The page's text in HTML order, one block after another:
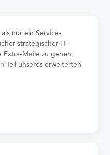
nur ein Service-
strategischer IT-
Extra-Meile zu gehen,
Teil unseres erweiterten